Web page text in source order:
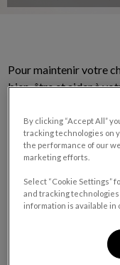
Pour maintenir votre
bien-être et aider à
vétérinaires. Voyez ici
et vous.
Bilan
By clicking “Accept All”
tracking technologies on
the performance of our
marketing efforts.
Select “Cookie Settings”
and tracking
information is available in